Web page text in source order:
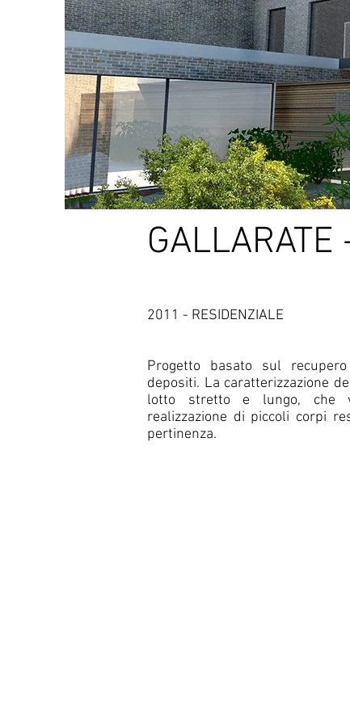
GALLARATE
2011 - RESIDENZIALE
Progetto basato sul
depositi. La caratterizzazione
lotto stretto e lungo, che
realizzazione di piccoli corpi
pertinenza.